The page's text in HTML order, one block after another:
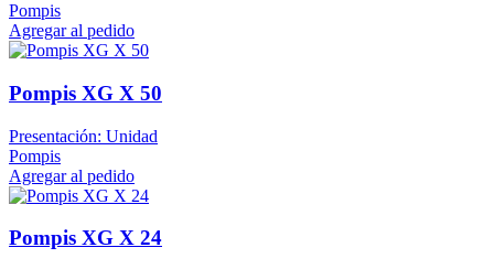
Pompis
Agregar al pedido
Pompis XG X 50
Presentación: Unidad
Pompis
Agregar al pedido
Pompis XG X 24